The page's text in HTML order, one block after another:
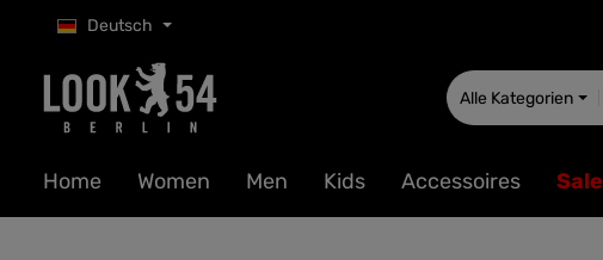
Hauptinhalt springen
Zur Suche springen
Zur Hauptnavigation springen
Deutsch
Alle Kategorien
Home Women Men Kids Accessoires Sale